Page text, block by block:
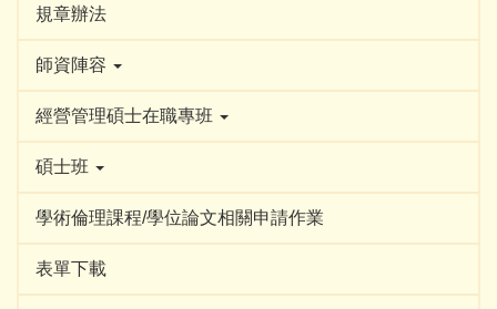
規章辦法
師資陣容
經營管理碩士在職專班
碩士班
學術倫理課程/學位論文相關申請作業
表單下載